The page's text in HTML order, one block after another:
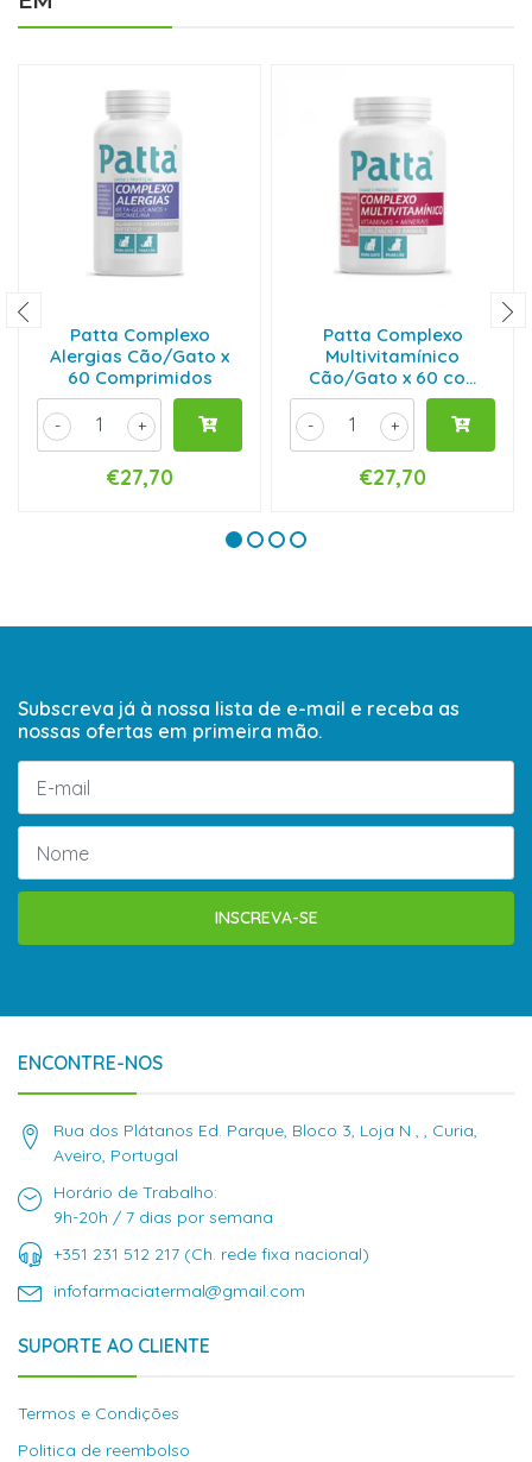
Patta Complexo
Alergias Cão/Gato x
60 Comprimidos
+
-
€27,70
Patta Complexo
Multivitamínico
Cão/Gato x 60 co...
+
-
€27,70
Subscreva já à nossa lista de e-mail e receba as
nossas ofertas em primeira mão.
INSCREVA-SE
ENCONTRE-NOS
Rua dos Plátanos Ed. Parque, Bloco 3, Loja N , , Curia,
Aveiro, Portugal
Horário de Trabalho:
9h-20h / 7 dias por semana
+351 231 512 217 (Ch. rede fixa nacional)
infofarmaciatermal@gmail.com
SUPORTE AO CLIENTE
Termos e Condições
Politica de reembolso